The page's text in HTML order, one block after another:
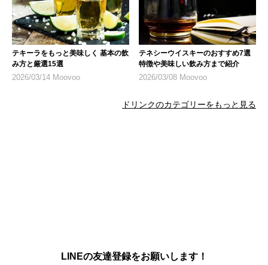
テキーラをもっと美味しく 基本の飲
み方と厳選15選
2026/03/14 Moovoo
テネシーウイスキーのおすすめ7選
特徴や美味しい飲み方まで紹介
2026/03/08 Moovoo
ドリンクのカテゴリーをもっと見る
LINEの友達登録をお願いします！